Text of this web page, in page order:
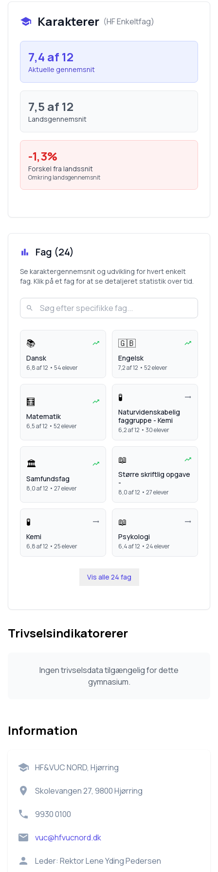
Karakterer (HF Enkeltfag)
7,4 af 12
Aktuelle gennemsnit
7,5 af 12
Landsgennemsnit
-1,3%
Forskel fra landssnit
Omkring landsgennemsnit
Fag (24)
Se karaktergennemsnit og udvikling for hvert enkelt
fag. Klik på et fag for at se detaljeret statistik over tid.
📚
Dansk
6,8af 12 • 54elever
🇬🇧
Engelsk
7,2af 12 • 52elever
🧮
Matematik
6,5af 12 • 52elever
🧪
Naturvidenskabelig
faggruppe - Kemi
6,2af 12 • 30elever
🏛️
Samfundsfag
8,0af 12 • 27elever
📖
Større skriftlig opgave
-
8,0af 12 • 27elever
🧪
Kemi
6,8af 12 • 25elever
📖
Psykologi
6,4af 12 • 24elever
Vis alle 24 fag
Trivselsindikatorerer
Ingen trivselsdata tilgængelig for dette
gymnasium.
Information
HF&VUC NORD, Hjørring
Skolevangen 27, 9800 Hjørring
9930 0100
vuc@hfvucnord.dk
Leder: Rektor Lene Yding Pedersen